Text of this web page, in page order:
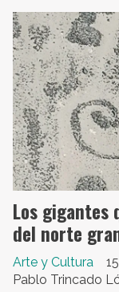
Los gigantes
del norte
Pablo Trincado
Arte y Cultura